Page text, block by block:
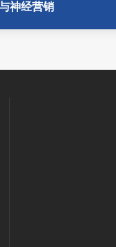
神经营销